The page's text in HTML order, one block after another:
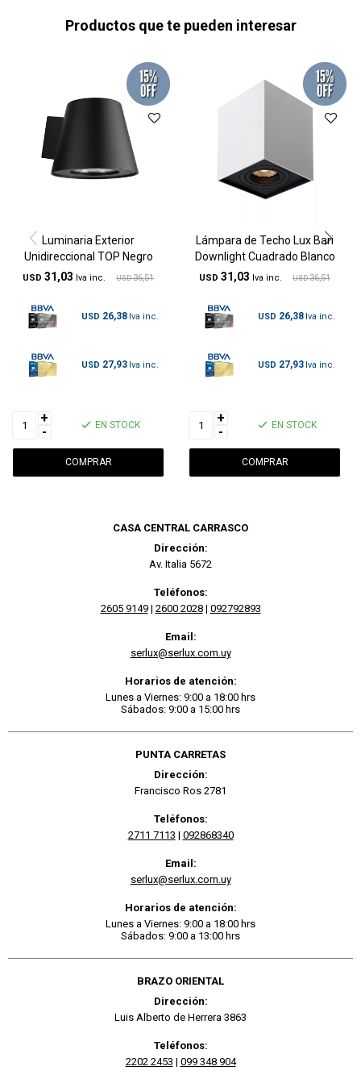
Productos que te pueden interesar
Luminaria Exterior
Unidireccional TOP Negro
USD 31,03 USD 36,51
USD 26,38
USD 27,93
+
-
EN STOCK
Lámpara de Techo Lux Bari
Downlight Cuadrado Blanco
USD 31,03 USD 36,51
USD 26,38
USD 27,93
+
-
EN STOCK
CASA CENTRAL CARRASCO
Dirección:
Av. Italia 5672
Teléfonos:
2605 9149| 2600 2028| 092792893
Email:
serlux@serlux.com.uy
Horarios de atención:
Lunes a Viernes: 9:00 a 18:00 hrs
Sábados: 9:00 a 15:00 hrs
PUNTA CARRETAS
Dirección:
Francisco Ros 2781
Teléfonos:
2711 7113 | 092868340
Email:
serlux@serlux.com.uy
Horarios de atención:
Lunes a Viernes: 9:00 a 18:00 hrs
Sábados: 9:00 a 13:00 hrs
BRAZO ORIENTAL
Dirección:
Luis Alberto de Herrera 3863
Teléfonos:
2202 2453 | 099 348 904